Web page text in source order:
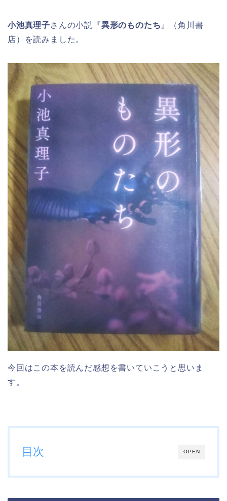
小池真理子さんの小説『異形のものたち 』（角川書
店）を読みました。
今回はこの本を読んだ感想を書いていこうと思いま
す。
OPEN
目次